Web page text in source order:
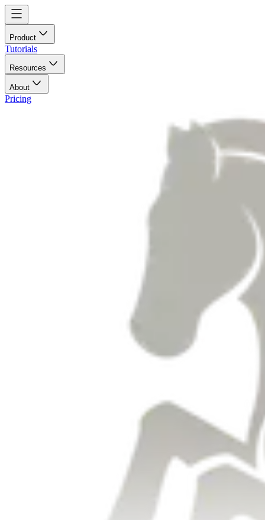
Product
Tutorials
Resources
About
Pricing